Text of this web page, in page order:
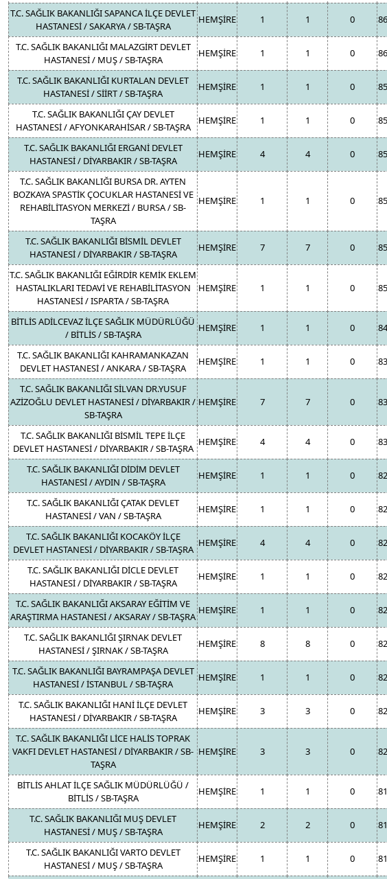
T.C. SAĞLIK BAKANLIĞI SAPANCA İLÇE DEVLET
HASTANESİ / SAKARYA / SB-TAŞRA
HEMŞİRE 1 1 0
T.C. SAĞLIK BAKANLIĞI MALAZGİRT DEVLET
HASTANESİ / MUŞ / SB-TAŞRA
HEMŞİRE 1 1 0
T.C. SAĞLIK BAKANLIĞI KURTALAN DEVLET
HASTANESİ / SİİRT / SB-TAŞRA
HEMŞİRE 1 1 0
T.C. SAĞLIK BAKANLIĞI ÇAY DEVLET
HASTANESİ / AFYONKARAHİSAR / SB-TAŞRA
HEMŞİRE 1 1 0
T.C. SAĞLIK BAKANLIĞI ERGANİ DEVLET
HASTANESİ / DİYARBAKIR / SB-TAŞRA
HEMŞİRE 4 4 0
T.C. SAĞLIK BAKANLIĞI BURSA DR. AYTEN
BOZKAYA SPASTİK ÇOCUKLAR HASTANESİ VE
REHABİLİTASYON MERKEZİ / BURSA / SB-
TAŞRA
HEMŞİRE 1 1 0
T.C. SAĞLIK BAKANLIĞI BİSMİL DEVLET
HASTANESİ / DİYARBAKIR / SB-TAŞRA
HEMŞİRE 7 7 0
T.C. SAĞLIK BAKANLIĞI EĞİRDİR KEMİK EKLEM
HASTALIKLARI TEDAVİ VE REHABİLİTASYON
HASTANESİ / ISPARTA / SB-TAŞRA
HEMŞİRE 1 1 0
BİTLİS ADİLCEVAZ İLÇE SAĞLIK MÜDÜRLÜĞÜ
/ BİTLİS / SB-TAŞRA
HEMŞİRE 1 1 0
T.C. SAĞLIK BAKANLIĞI KAHRAMANKAZAN
DEVLET HASTANESİ / ANKARA / SB-TAŞRA
HEMŞİRE 1 1 0
T.C. SAĞLIK BAKANLIĞI SİLVAN DR.YUSUF
AZİZOĞLU DEVLET HASTANESİ / DİYARBAKIR /
SB-TAŞRA
HEMŞİRE 7 7 0
T.C. SAĞLIK BAKANLIĞI BİSMİL TEPE İLÇE
DEVLET HASTANESİ / DİYARBAKIR / SB-TAŞRA
HEMŞİRE 4 4 0
T.C. SAĞLIK BAKANLIĞI DİDİM DEVLET
HASTANESİ / AYDIN / SB-TAŞRA
HEMŞİRE 1 1 0
T.C. SAĞLIK BAKANLIĞI ÇATAK DEVLET
HASTANESİ / VAN / SB-TAŞRA
HEMŞİRE 1 1 0
T.C. SAĞLIK BAKANLIĞI KOCAKÖY İLÇE
DEVLET HASTANESİ / DİYARBAKIR / SB-TAŞRA
HEMŞİRE 4 4 0
T.C. SAĞLIK BAKANLIĞI DİCLE DEVLET
HASTANESİ / DİYARBAKIR / SB-TAŞRA
HEMŞİRE 1 1 0
T.C. SAĞLIK BAKANLIĞI AKSARAY EĞİTİM VE
ARAŞTIRMA HASTANESİ / AKSARAY / SB-TAŞRA
HEMŞİRE 1 1 0
T.C. SAĞLIK BAKANLIĞI ŞIRNAK DEVLET
HASTANESİ / ŞIRNAK / SB-TAŞRA
HEMŞİRE 8 8 0
T.C. SAĞLIK BAKANLIĞI BAYRAMPAŞA DEVLET
HASTANESİ / İSTANBUL / SB-TAŞRA
HEMŞİRE 1 1 0
T.C. SAĞLIK BAKANLIĞI HANİ İLÇE DEVLET
HASTANESİ / DİYARBAKIR / SB-TAŞRA
HEMŞİRE 3 3 0
T.C. SAĞLIK BAKANLIĞI LİCE HALİS TOPRAK
VAKFI DEVLET HASTANESİ / DİYARBAKIR / SB-
TAŞRA
HEMŞİRE 3 3 0
BİTLİS AHLAT İLÇE SAĞLIK MÜDÜRLÜĞÜ /
BİTLİS / SB-TAŞRA
HEMŞİRE 1 1 0
T.C. SAĞLIK BAKANLIĞI MUŞ DEVLET
HASTANESİ / MUŞ / SB-TAŞRA
HEMŞİRE 2 2 0
T.C. SAĞLIK BAKANLIĞI VARTO DEVLET
HASTANESİ / MUŞ / SB-TAŞRA
HEMŞİRE 1 1 0